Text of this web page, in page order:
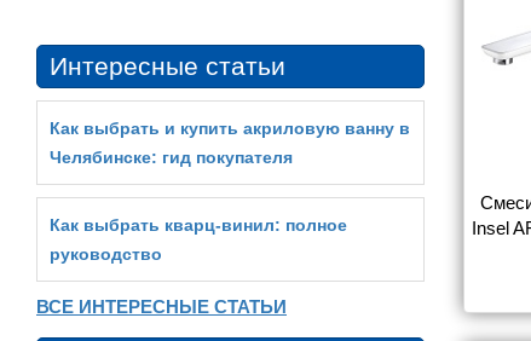
Insel
Интересные статьи
Как выбрать и купить акриловую ванну в
Челябинске: гид покупателя
Как выбрать кварц‑винил: полное
руководство
ВСЕ ИНТЕРЕСНЫЕ СТАТЬИ